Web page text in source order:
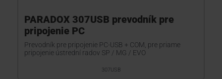
PARADOX 307USB prevodník pre
pripojenie PC
Prevodník pre pripojenie PC-USB + COM, pre priame
pripojenie ústrední radov SP / MG / EVO
307USB